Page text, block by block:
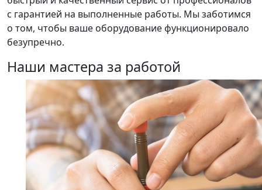
с гарантией на выполненные работы. Мы заботимся
о том, чтобы ваше оборудование функционировало
безупречно.
Наши мастера за работой